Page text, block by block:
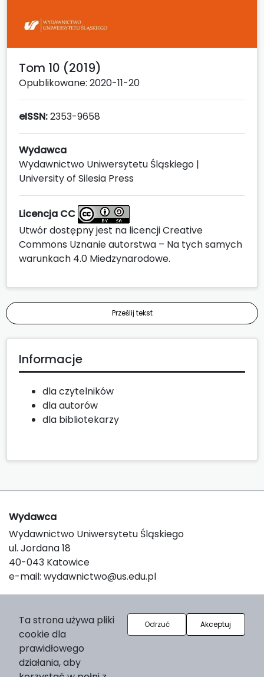
Tom 10 (2019)
Opublikowane: 2020-11-20
eISSN:2353-9658
Wydawca
Wydawnictwo Uniwersytetu Śląskiego |
University of Silesia Press
Licencja CC
Utwór dostępny jest na licencjiCreative
Commons Uznanie autorstwa – Na tych samych
warunkach 4.0 Miedzynarodowe.
Prześlij tekst
Informacje
dla czytelników
dla autorów
dla bibliotekarzy
Wydawca
Wydawnictwo Uniwersytetu Śląskiego
ul. Jordana 18
40-043 Katowice
e-mail: wydawnictwo@us.edu.pl
O platformie
© 2025 Uniwersytet Śląski w Katowicach
Support & Customization by LIBCOM
Platform & Workflow by OJS/PKP
Ta strona używa pliki
cookie dla
prawidłowego
działania, aby
Odrzuć Akceptuj